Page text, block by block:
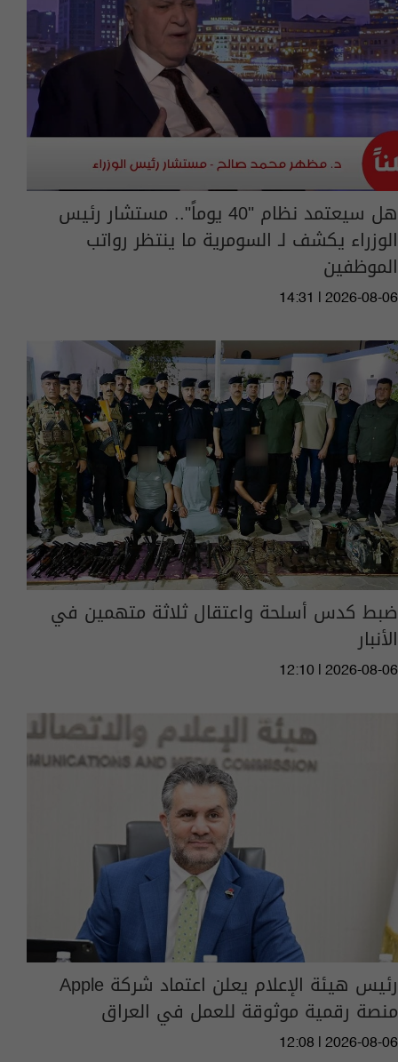
هل سيعتمد نظام "40 يوماً".. مستشار رئيس
الوزراء يكشف لـ السومرية ما ينتظر رواتب
الموظفين
14:31 | 2026-08-06
ضبط كدس أسلحة واعتقال ثلاثة متهمين في
الأنبار
12:10 | 2026-08-06
رئيس هيئة الإعلام يعلن اعتماد شركة Apple
منصة رقمية موثوقة للعمل في العراق
12:08 | 2026-08-06